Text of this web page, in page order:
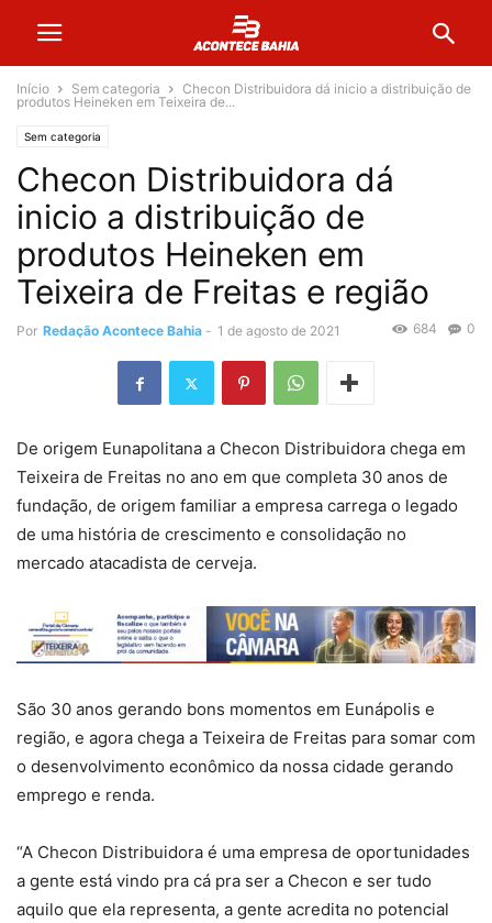
Início Sem categoria
Checon Distribuidora dá inicio a distribuição de
produtos Heineken em Teixeira de...
Sem categoria
Checon Distribuidora dá
inicio a distribuição de
produtos Heineken em
Teixeira de Freitas e região
Por Redação Acontece Bahia - 1 de agosto de 2021 0
684
De origem Eunapolitana a Checon Distribuidora chega em
Teixeira de Freitas no ano em que completa 30 anos de
fundação, de origem familiar a empresa carrega o legado
de uma história de crescimento e consolidação no
mercado atacadista de cerveja.
São 30 anos gerando bons momentos em Eunápolis e
região, e agora chega a Teixeira de Freitas para somar com
o desenvolvimento econômico da nossa cidade gerando
emprego e renda.
“A Checon Distribuidora é uma empresa de oportunidades
a gente está vindo pra cá pra ser a Checon e ser tudo
aquilo que ela representa, a gente acredita no potencial